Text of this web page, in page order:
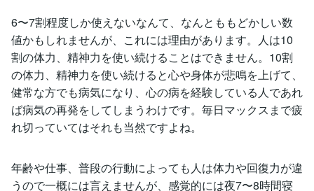
6〜7割程度しか使えないなんて、なんとももどかしい数
値かもしれませんが、これには理由があります。人は10
割の体力、精神力を使い続けることはできません。10割
の体力、精神力を使い続けると心や身体が悲鳴を上げて、
健常な方でも病気になり、心の病を経験している人であれ
ば病気の再発をしてしまうわけです。毎日マックスまで疲
れ切っていてはそれも当然ですよね。
年齢や仕事、普段の行動によっても人は体力や回復力が違
うので一概には言えませんが、感覚的には夜7〜8時間寝